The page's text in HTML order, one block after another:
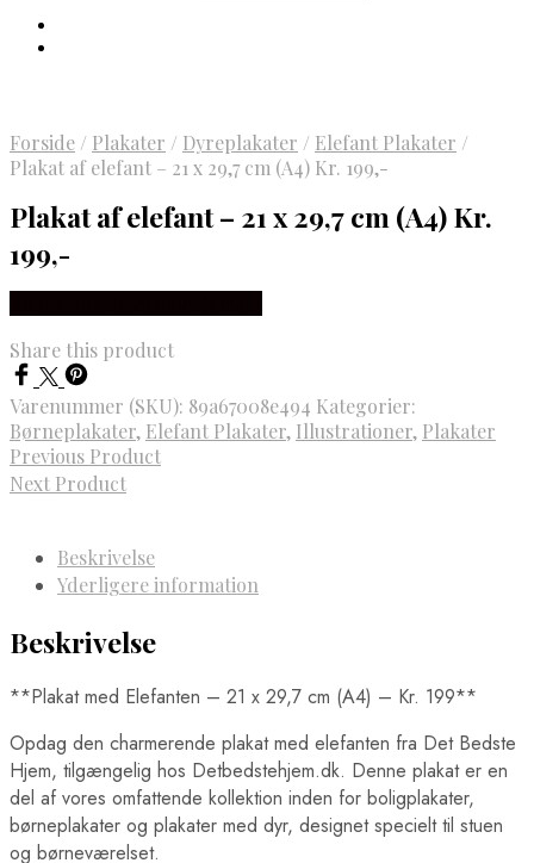
Forside / Plakater / Dyreplakater / Elefant Plakater /
Plakat af elefant – 21 x 29,7 cm (A4) Kr. 199,-
Plakat af elefant – 21 x 29,7 cm (A4) Kr.
199,-
Share this product
Varenummer (SKU): 89a67008e494 Kategorier:
Børneplakater, Elefant Plakater, Illustrationer, Plakater
Previous Product
Next Product
Beskrivelse
Yderligere information
Beskrivelse
**Plakat med Elefanten – 21 x 29,7 cm (A4) – Kr. 199**
Opdag den charmerende plakat med elefanten fra Det Bedste
Hjem, tilgængelig hos Detbedstehjem.dk. Denne plakat er en
del af vores omfattende kollektion inden for boligplakater,
børneplakater og plakater med dyr, designet specielt til stuen
og børneværelset.